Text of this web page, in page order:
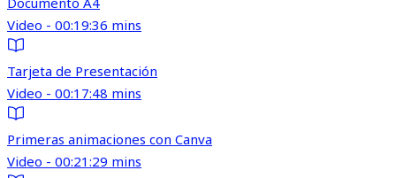
Video - 00:19:36 mins
Tarjeta de Presentación
Video - 00:17:48 mins
Primeras animaciones con Canva
Video - 00:21:29 mins